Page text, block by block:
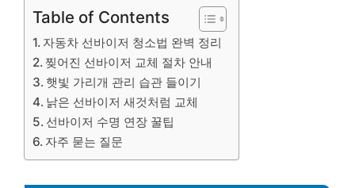
Table of Contents
자동차 선바이저 청소법 완벽 정리
찢어진 선바이저 교체 절차 안내
햇빛 가리개 관리 습관 들이기
낡은 선바이저 새것처럼 교체
선바이저 수명 연장 꿀팁
자주 묻는 질문